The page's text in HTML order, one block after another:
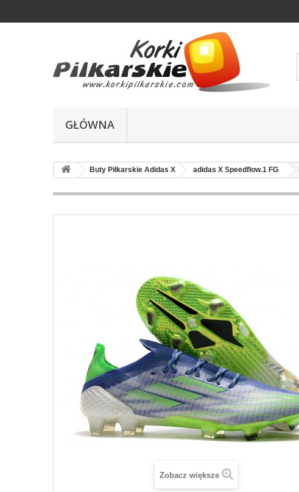
GŁÓWNA
Buty Piłkarskie Adidas X adidas X Speedflow.1 FG
Zobacz większe